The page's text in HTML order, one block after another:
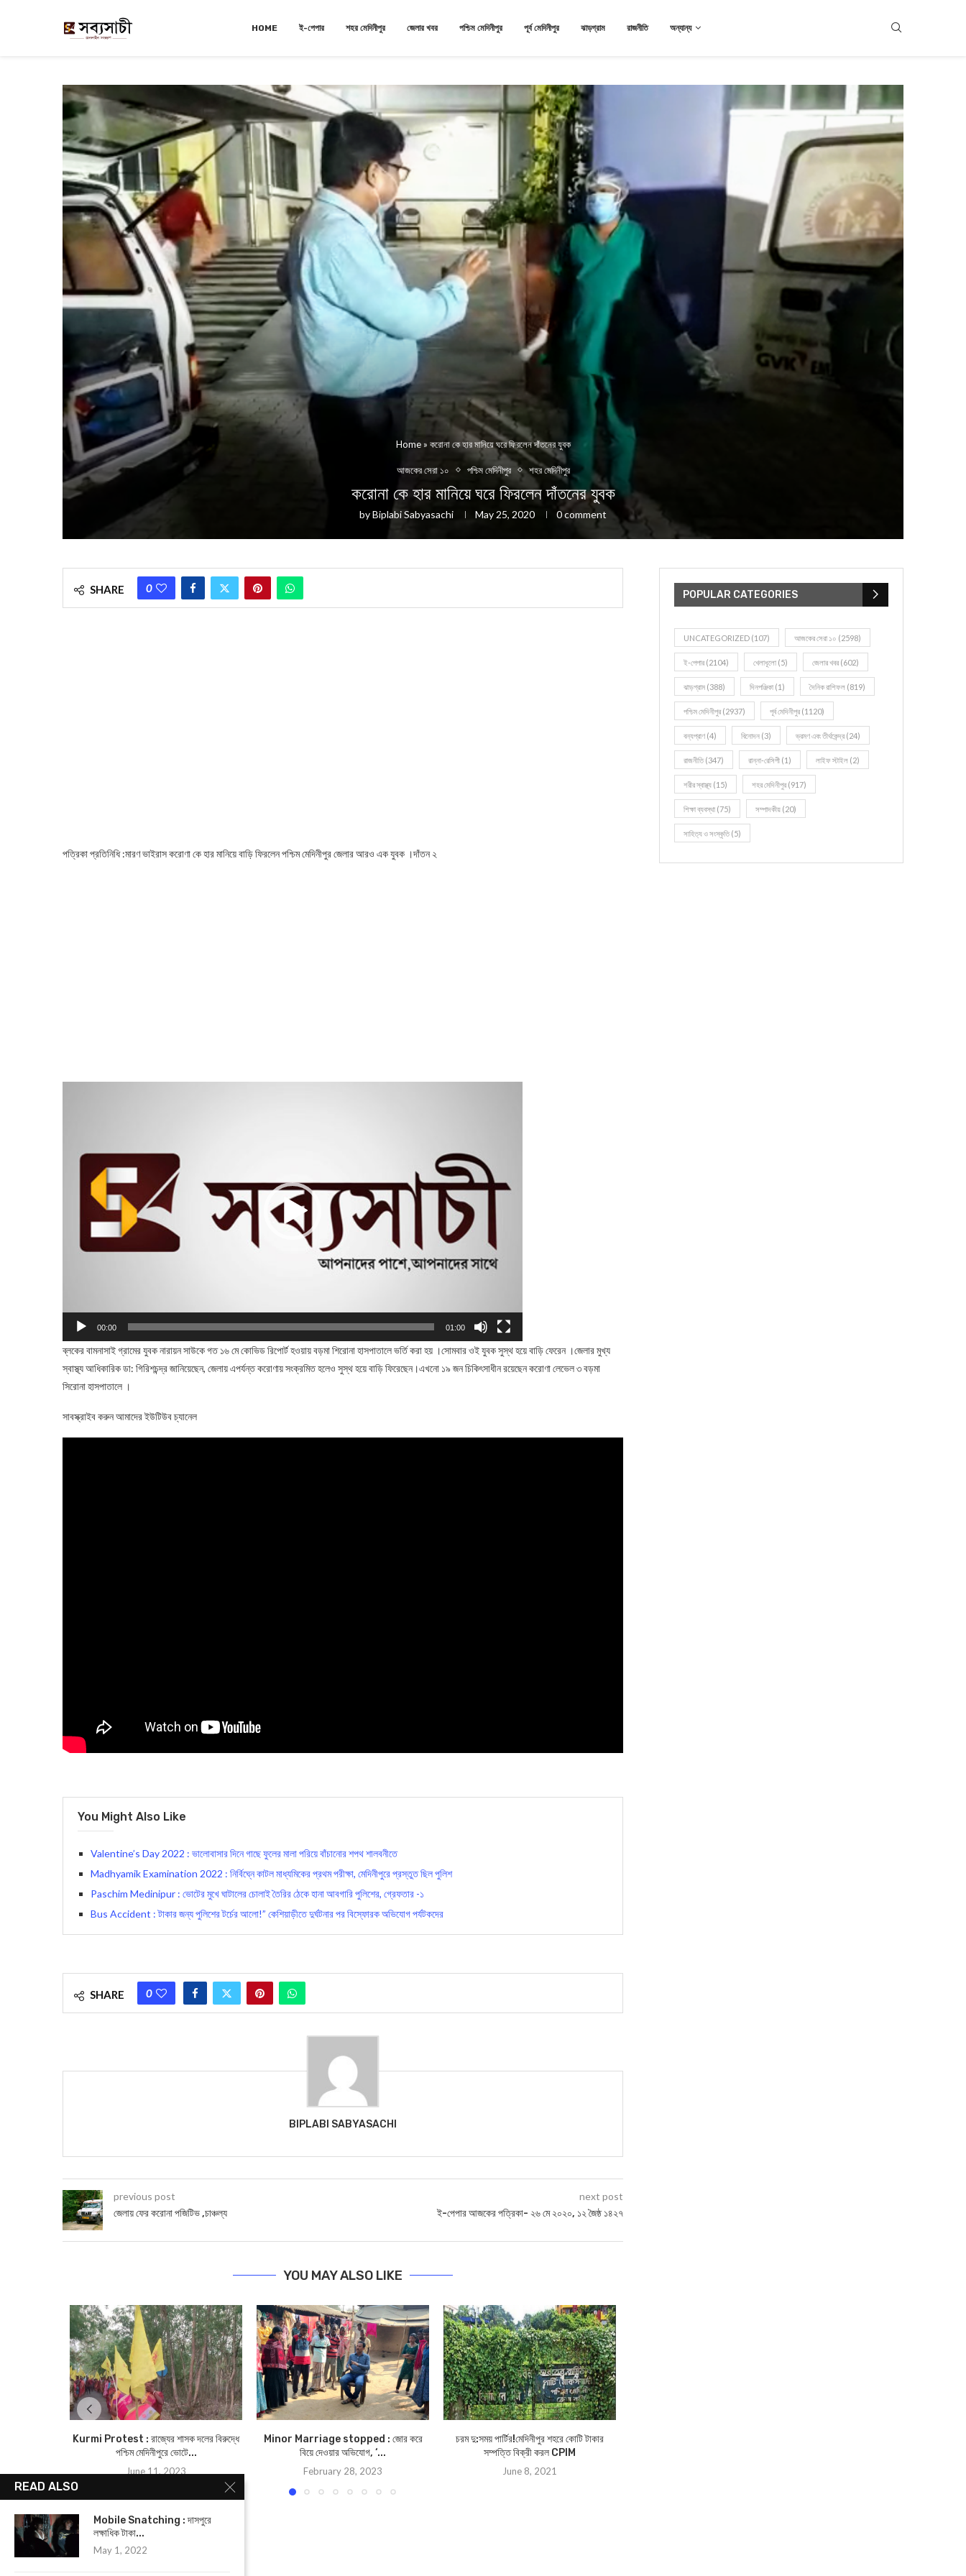
HOME ই-পেপার শহর মেদিনীপুর জেলার খবর পশ্চিম মেদিনীপুর পূর্ব মেদিনীপুর ঝাড়গ্রাম রাজনীতি অন্যান্য
Home» করোনা কে হার মানিয়ে ঘরে ফিরলেন দাঁতনের যুবক
আজকের সেরা ১০ পশ্চিম মেদিনীপুর শহর মেদিনীপুর
করোনা কে হার মানিয়ে ঘরে ফিরলেন দাঁতনের যুবক
byBiplabi Sabyasachi May 25, 2020 0 comment
SHARE 0
পত্রিকা প্রতিনিধি :মারণ ভাইরাস করোণা কে হার মানিয়ে বাড়ি ফিরলেন পশ্চিম মেদিনীপুর জেলার আরও এক যুবক ।দাঁতন ২
00:00 01:00
ব্লকের বামনাসাই গ্রামের যুবক নারায়ন সাউকে গত ১৬ মে কোভিড রিপোর্ট হওয়ায় বড়মা শিরোনা হাসপাতালে ভর্তি করা হয় ।সোমবার ওই যুবক সুস্থ হয়ে বাড়ি ফেরেন ।জেলার মুখ্য
স্বাস্থ্য আধিকারিক ডা: গিরিশচন্দ্র জানিয়েছেন, জেলায় এপর্যন্ত করোণায় সংক্রমিত হলেও সুস্থ হয়ে বাড়ি ফিরেছেন।এখনো ১৯ জন চিকিৎসাধীন রয়েছেন করোণা লেভেল ৩ বড়মা
সিরোনা হাসপাতালে ।
সাবস্ক্রাইব করুন আমাদের ইউটিউব চ্যানেল
You Might Also Like
Valentine’s Day 2022 : ভালোবাসার দিনে গাছে ফুলের মালা পরিয়ে বাঁচানোর শপথ শালবনীতে
Madhyamik Examination 2022 : নির্বিঘ্নে কাটল মাধ্যমিকের প্রথম পরীক্ষা, মেদিনীপুরে প্রস্তুত ছিল পুলিশ
Paschim Medinipur : ভোটের মুখে ঘাটালের চোলাই তৈরির ঠেকে হানা আবগারি পুলিশের, গ্রেফতার -১
Bus Accident : টাকার জন্য পুলিশের টর্চের আলো!” কেশিয়াড়ীতে দুর্ঘটনার পর বিস্ফোরক অভিযোগ পর্যটকদের
SHARE 0
BIPLABI SABYASACHI
previous post
জেলায় ফের করোনা পজিটিভ ,চাঞ্চল্য
next post
ই-পেপার আজকের পত্রিকা- ২৬ মে ২০২০, ১২ জৈষ্ঠ ১৪২৭
YOU MAY ALSO LIKE
Kurmi Protest : রাজ্যের শাসক দলের বিরুদ্ধে
পশ্চিম মেদিনীপুরে ভোটে...
June 11, 2023
Minor Marriage stopped : জোর করে
বিয়ে দেওয়ার অভিযোগ, ‘...
February 28, 2023
চরম দু:সময় পার্টির!মেদিনীপুর শহরে কোটি টাকার
সম্পত্তি বিক্রী করল CPIM
June 8, 2021
POPULAR CATEGORIES
UNCATEGORIZED (107) আজকের সেরা ১০ (2598)
ই-পেপার (2104) খেলাধূলো (5) জেলার খবর (602)
ঝাড়গ্রাম (388) দিনপঞ্জিকা (1) দৈনিক রাশিফল (819)
পশ্চিম মেদিনীপুর (2937) পূর্ব মেদিনীপুর (1120)
বন্যপ্রাণ (4) বিনোদন (3) ভ্রমণ এবং তীর্থকেন্দ্র (24)
রাজনীতি(347) রান্না-রেসিপী (1) লাইফ স্টাইল (2)
শরীর স্বাস্থ্য (15) শহর মেদিনীপুর (917)
শিক্ষা ব্যবস্থা (75) সম্পাদকীয় (20)
সাহিত্য ও সংস্কৃতি(5)
READ ALSO
Mobile Snatching : দাসপুরে
লক্ষাধিক টাকা...
May 1, 2022